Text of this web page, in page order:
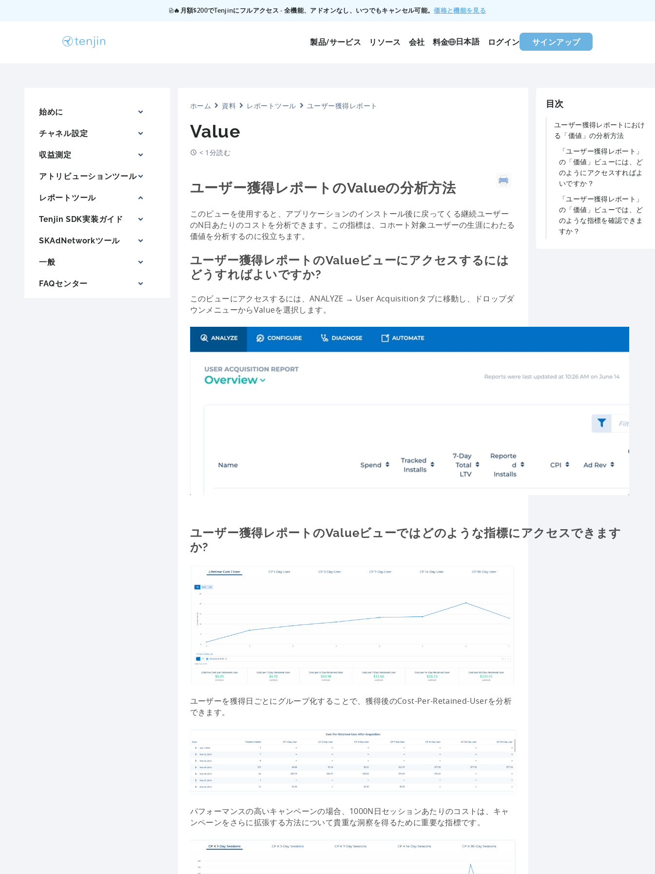
🔥月額$200でTenjinにフルアクセス - 全機能、アドオンなし、いつでもキャンセル可能。価格と機能を見る
製品/サービス リソース 会社 料金 日本語 ログイン サインアップ
始めに
チャネル設定
収益測定
アトリビューションツール
レポートツール
Tenjin SDK実装ガイド
SKAdNetworkツール
一般
FAQセンター
ホーム 資料 レポートツール ユーザー獲得レポート
Value
< 1分読む
ユーザー獲得レポートのValueの分析方法
このビューを使用すると、アプリケーションのインストール後に戻ってくる継続ユーザー
のN日あたりのコストを分析できます。この指標は、コホート対象ユーザーの生涯にわたる
価値を分析するのに役立ちます。
ユーザー獲得レポートのValueビューにアクセスするには
どうすればよいですか?
このビューにアクセスするには、ANALYZE → User Acquisitionタブに移動し、ドロップダ
ウンメニューからValueを選択します。
ユーザー獲得レポートのValueビューではどのような指標にアクセスできます
か?
ユーザーを獲得日ごとにグループ化することで、獲得後のCost-Per-Retained-Userを分析
できます。
パフォーマンスの高いキャンペーンの場合、1000N日セッションあたりのコストは、キャ
ンペーンをさらに拡張する方法について貴重な洞察を得るために重要な指標です。
目次
ユーザー獲得レポートにおけ
る「価値」の分析方法
「ユーザー獲得レポート」
の「価値」ビューには、ど
のようにアクセスすればよ
いですか？
「ユーザー獲得レポート」
の「価値」ビューでは、ど
のような指標を確認できま
すか？